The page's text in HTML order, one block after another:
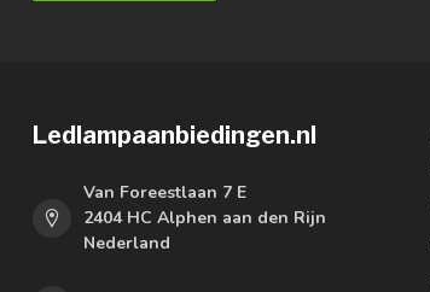
Ledlampaanbiedingen.nl
Van Foreestlaan 7 E
2404 HC Alphen aan den Rijn
Nederland